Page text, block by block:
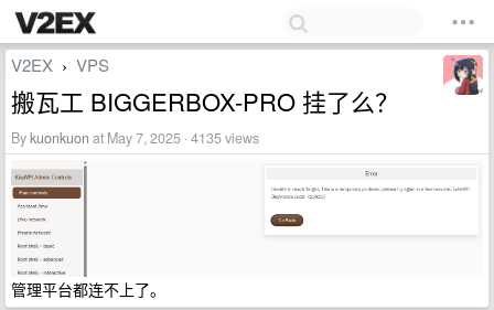
V2EX › VPS
搬瓦工 BIGGERBOX-PRO 挂了么？
Bykuonkuon at May 7, 2025 · 4135 views
管理平台都连不上了。